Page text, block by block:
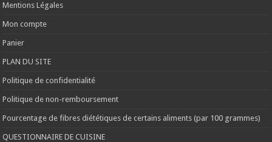
Mentions Légales
Mon compte
Panier
PLAN DU SITE
Politique de confidentialité
Politique de non-remboursement
Pourcentage de fibres diététiques de certains aliments (par 100 grammes)
QUESTIONNAIRE DE CUISINE